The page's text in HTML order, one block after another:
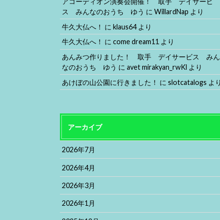
ス みんなのおうち ゆう にWillardNap より
牛久大仏へ！ にklaus64より
牛久大仏へ！ にcome dream11 より
あんみつ作りました！ 取手 デイサービス みん
なのおうち ゆう にavet mirakyan_rwKl より
あけぼの山公園に行きました！ にslotcatalogs よ
アーカイブ
2026年7月
2026年4月
2026年3月
2026年1月